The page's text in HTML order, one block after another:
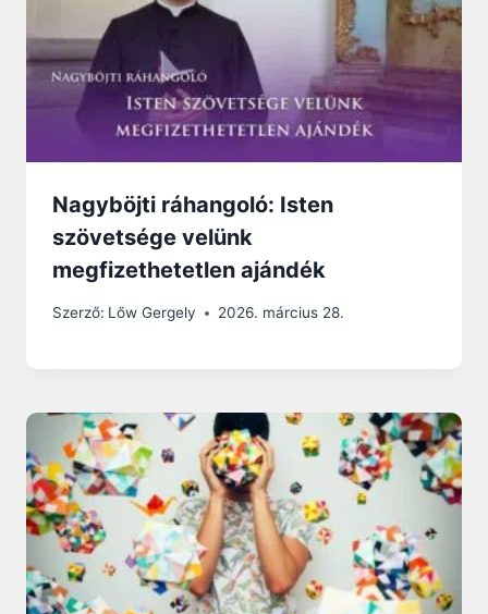
Nagyböjti ráhangoló: Isten
szövetsége velünk
megfizethetetlen ajándék
Szerző: Lőw Gergely 2026. március 28.